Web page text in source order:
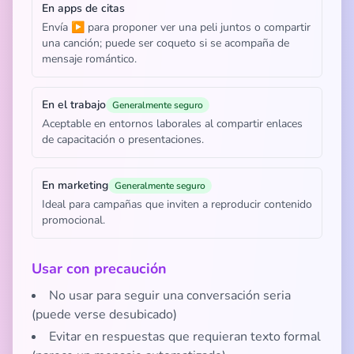
En apps de citas
Envía ▶️ para proponer ver una peli juntos o compartir
una canción; puede ser coqueto si se acompaña de
mensaje romántico.
En el trabajo Generalmente seguro
Aceptable en entornos laborales al compartir enlaces
de capacitación o presentaciones.
En marketing Generalmente seguro
Ideal para campañas que inviten a reproducir contenido
promocional.
Usar con precaución
No usar para seguir una conversación seria
(puede verse desubicado)
Evitar en respuestas que requieran texto formal